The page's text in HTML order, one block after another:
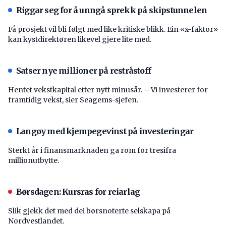
Riggar seg for å unngå sprekk på skipstunnelen
Få prosjekt vil bli følgt med like kritiske blikk. Ein «x-faktor»
kan kystdirektøren likevel gjere lite med.
Satser nye millioner på restråstoff
Hentet vekstkapital etter nytt minusår. – Vi investerer for
framtidig vekst, sier Seagems-sjefen.
Langøy med kjempegevinst på investeringar
Sterkt år i finansmarknaden ga rom for tresifra
millionutbytte.
Børsdagen: Kursras for reiarlag
Slik gjekk det med dei børsnoterte selskapa på
Nordvestlandet.